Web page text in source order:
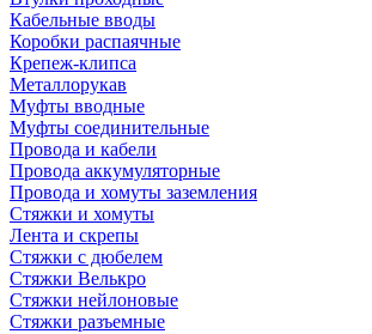
Кабельные вводы
Коробки распаячные
Крепеж-клипса
Металлорукав
Муфты вводные
Муфты соединительные
Провода и кабели
Провода аккумуляторные
Провода и хомуты заземления
Стяжки и хомуты
Лента и скрепы
Стяжки c дюбелем
Стяжки Велькро
Стяжки нейлоновые
Стяжки разъемные